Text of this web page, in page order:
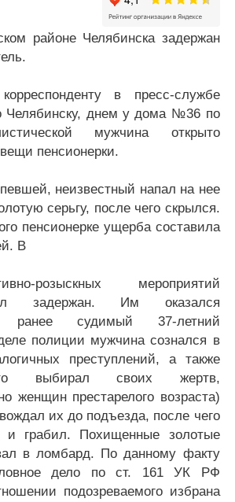
районе Челябинска задержан
в пресс-службе
днем у дома №36 по
мужчина открыто
пенсионерки.
неизвестный напал на нее
серьгу, после чего скрылся.
пенсионерке ущерба составила
В
розыскных мероприятий
задержан. Им оказался
ранее судимый 37-летний
полиции мужчина сознался в
преступлений, а также
выбирал своих жертв,
женщин престарелого возраста)
их до подъезда, после чего
и грабил. Похищенные золотые
в ломбард. По данному факту
дело по ст. 161 УК РФ
подозреваемого избрана